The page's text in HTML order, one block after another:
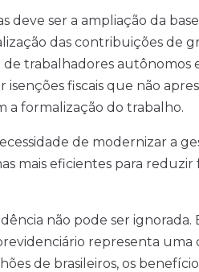
deve ser a ampliação da
das contribuições de
trabalhadores autônomos
isenções fiscais que não
a formalização do trabalho.
de modernizar a
mais eficientes para
não pode ser
representa
de brasileiros, os